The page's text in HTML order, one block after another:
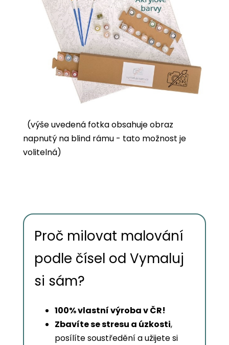
(výše uvedená fotka obsahuje obraz
napnutý na blind rámu - tato možnost je
volitelná)
Proč milovat malování
podle čísel od Vymaluj
si sám?
100% vlastní výroba v ČR!
Zbavíte se stresu a úzkosti,
posílíte soustředění a užijete si